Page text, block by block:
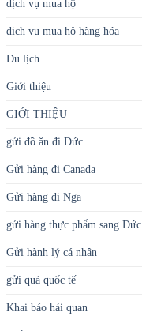
dịch vụ mua hộ
dịch vụ mua hộ hàng hóa
Du lịch
Giới thiệu
GIỚI THIỆU
gửi đồ ăn đi Đức
Gửi hàng đi Canada
Gửi hàng đi Nga
gửi hàng thực phẩm sang Đức
Gửi hành lý cá nhân
gửi quà quốc tế
Khai báo hải quan